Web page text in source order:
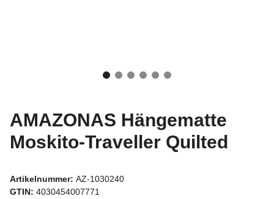
AMAZONAS Hängematte
Moskito-Traveller Quilted
Artikelnummer: AZ-1030240
GTIN: 4030454007771